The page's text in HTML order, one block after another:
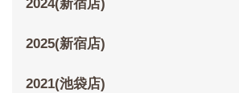
2024(新宿店)
2025(新宿店)
2021(池袋店)